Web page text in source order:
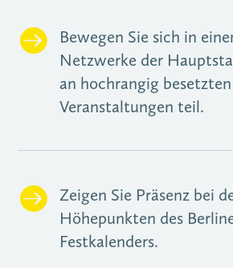

Bewegen Sie sich in
Netzwerke der
an hochrangig besetzten
Veranstaltungen teil.

Zeigen Sie Präsenz bei
Höhepunkten des
Festkalenders.